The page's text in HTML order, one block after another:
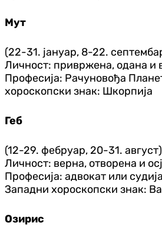
Мут
(22-31. јануар, 8-22.
Личност: привржена, одана и
Професија: Рачуновођа
хороскопски знак: Шкорпија
Геб
(12-29. фебруар, 20-31.
Личност: верна, отворена и
Професија: адвокат или
Западни хороскопски знак:
Озирис